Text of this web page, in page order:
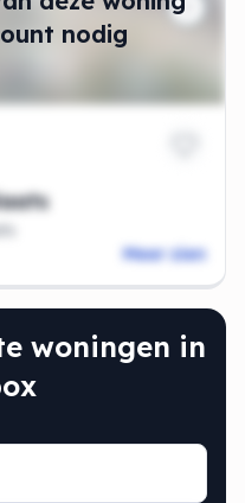
nodig
Meer zien
woningen in